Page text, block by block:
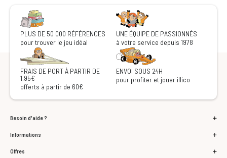
PLUS DE 50 000 RÉFÉRENCES
pour trouver le jeu idéal
UNE ÉQUIPE DE PASSIONNÉS
à votre service depuis 1978
FRAIS DE PORT À PARTIR DE
1,95€
offerts à partir de 60€
ENVOI SOUS 24H
pour profiter et jouer illico
Besoin d'aide ?
Informations
Offres